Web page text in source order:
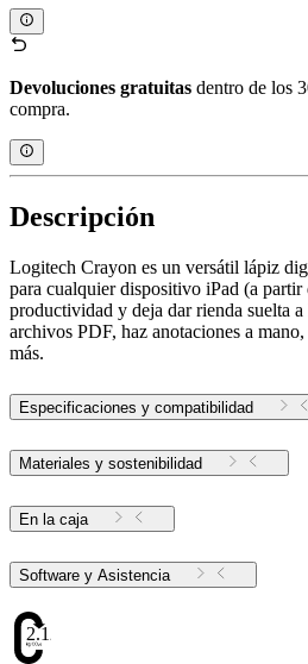
Devoluciones gratuitas dentro de los
compra.
Descripción
Logitech Crayon es un versátil lápiz
para cualquier dispositivo iPad (a partir
productividad y deja dar rienda suelta
archivos PDF, haz anotaciones a
más.
Especificaciones y compatibilidad
Materiales y sostenibilidad
En la caja
Software y Asistencia
2.12